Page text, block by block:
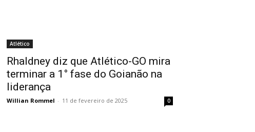
Atlético
Rhaldney diz que Atlético-GO mira
terminar a 1° fase do Goianão na
liderança
Willian Rommel - 11 de fevereiro de 2025 0